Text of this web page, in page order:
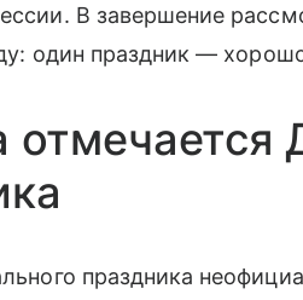
В завершение
один праздник —
отмечается
праздника